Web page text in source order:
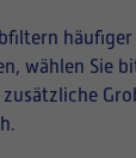
wählen Sie
zusätzliche